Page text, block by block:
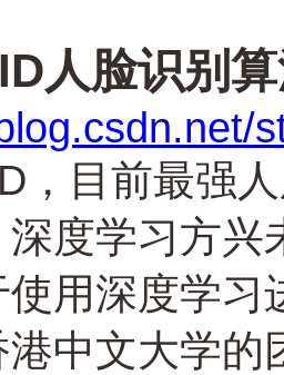
人脸识别
，目前最强
深度学习方兴
用深度学习
中文大学的